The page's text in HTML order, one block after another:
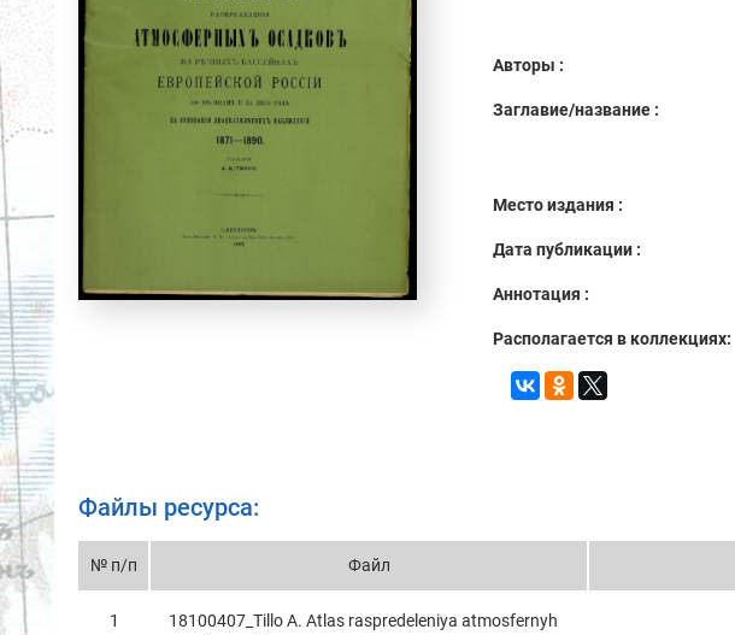
Авторы :
Заглавие/название :
Место издания :
Дата публикации :
Аннотация :
Располагается в коллекциях:
Файлы ресурса:
№ п/п Файл
1
18100407_Tillo A. Atlas raspredeleniya atmosfernyh